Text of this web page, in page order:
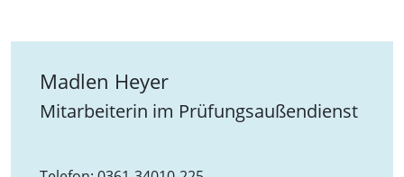
Madlen Heyer
Mitarbeiterin im Prüfungsaußendienst